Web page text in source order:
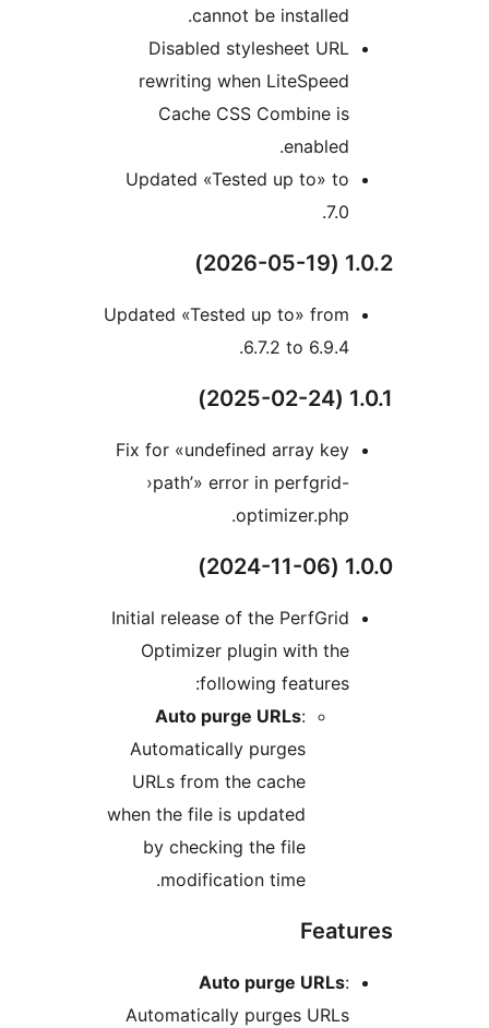
cannot be
Disabled stylesheet
rewriting when
Cache CSS Combine
Updated «Tested up to»
Updated «Tested up to»
Fix for «undefined array
›path’» error in
Initial release of the
Optimizer plugin with
following
Auto purge URLs
Automatically purges
URLs from the cache
when the file is updated
by checking the file
Auto purge
Automatically purges